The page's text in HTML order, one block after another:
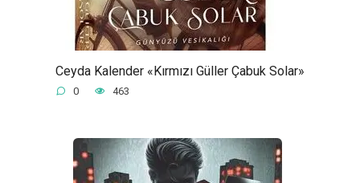
Ceyda Kalender «Kırmızı Güller Çabuk Solar»
0 463